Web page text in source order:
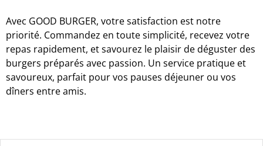
Avec GOOD BURGER, votre satisfaction est notre
priorité. Commandez en toute simplicité, recevez votre
repas rapidement, et savourez le plaisir de déguster des
burgers préparés avec passion. Un service pratique et
savoureux, parfait pour vos pauses déjeuner ou vos
dîners entre amis.